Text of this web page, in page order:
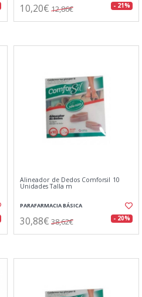
10,20€ 12,86€ - 21%
Alineador de Dedos Comforsil 10
Unidades Talla m
PARAFARMACIA BÁSICA
30,88€ 38,62€ - 20%